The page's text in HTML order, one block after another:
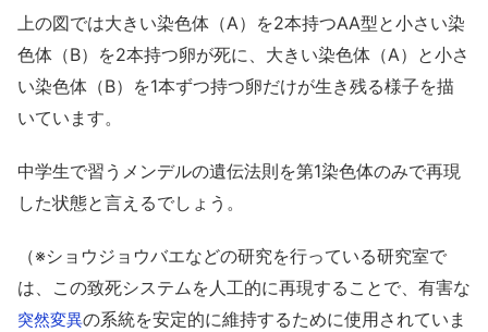
上の図では大きい染色体（A）を2本持つAA型と小さい染
色体（B）を2本持つ卵が死に、大きい染色体（A）と小さ
い染色体（B）を1本ずつ持つ卵だけが生き残る様子を描
いています。
中学生で習うメンデルの遺伝法則を第1染色体のみで再現
した状態と言えるでしょう。
（※ショウジョウバエなどの研究を行っている研究室で
は、この致死システムを人工的に再現することで、有害な
突然変異の系統を安定的に維持するために使用されていま